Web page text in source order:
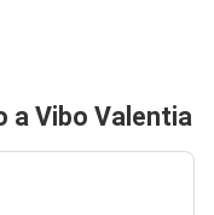
a Vibo Valentia